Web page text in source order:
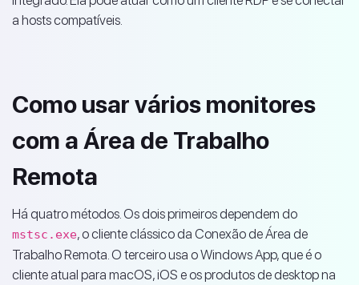
a hosts compatíveis.
Como usar vários monitores
com a Área de Trabalho
Remota
Há quatro métodos. Os dois primeiros dependem do
mstsc.exe, o cliente clássico da Conexão de Área de
Trabalho Remota. O terceiro usa o Windows App, que é o
cliente atual para macOS, iOS e os produtos de desktop na